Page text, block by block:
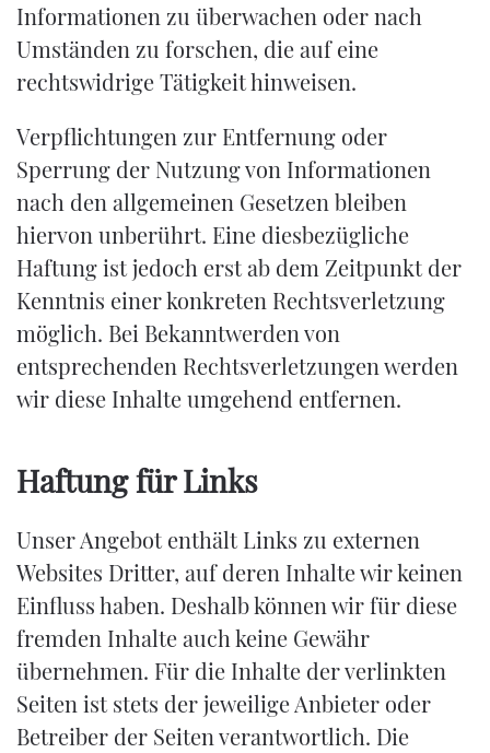
Informationen zu überwachen oder nach
Umständen zu forschen, die auf eine
rechtswidrige Tätigkeit hinweisen.
Verpflichtungen zur Entfernung oder
Sperrung der Nutzung von Informationen
nach den allgemeinen Gesetzen bleiben
hiervon unberührt. Eine diesbezügliche
Haftung ist jedoch erst ab dem Zeitpunkt der
Kenntnis einer konkreten Rechtsverletzung
möglich. Bei Bekanntwerden von
entsprechenden Rechtsverletzungen werden
wir diese Inhalte umgehend entfernen.
Haftung für Links
Unser Angebot enthält Links zu externen
Websites Dritter, auf deren Inhalte wir keinen
Einfluss haben. Deshalb können wir für diese
fremden Inhalte auch keine Gewähr
übernehmen. Für die Inhalte der verlinkten
Seiten ist stets der jeweilige Anbieter oder
Betreiber der Seiten verantwortlich. Die